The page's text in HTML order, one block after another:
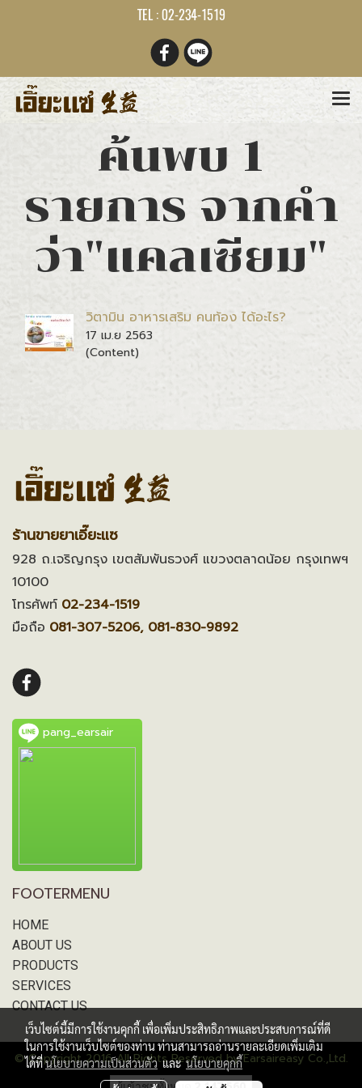
TEL : 02-234-1519
ค้นพบ 1
รายการ จากคำ
ว่า"แคลเซียม"
วิตามิน อาหารเสริม คนท้อง ได้อะไร?
17 เม.ย 2563
(Content)
ร้านขายยาเอี๊ยะแซ
928 ถ.เจริญกรุง เขตสัมพันธวงศ์ แขวงตลาดน้อย กรุงเทพฯ
10100
โทรศัพท์ 02-234-1519
มือถือ 081-307-5206, 081-830-9892
pang_earsair
FOOTERMENU
HOME
ABOUT US
PRODUCTS
SERVICES
CONTACT US
© Copyright 2016 All Rights Reserved by Earsaireasy Co.,Ltd.
เว็บไซต์นี้มีการใช้งานคุกกี้ เพื่อเพิ่มประสิทธิภาพและประสบการณ์ที่ดี
ในการใช้งานเว็บไซต์ของท่าน ท่านสามารถอ่านรายละเอียดเพิ่มเติม
ได้ที่นโยบายความเป็นส่วนตัวและนโยบายคุกกี้